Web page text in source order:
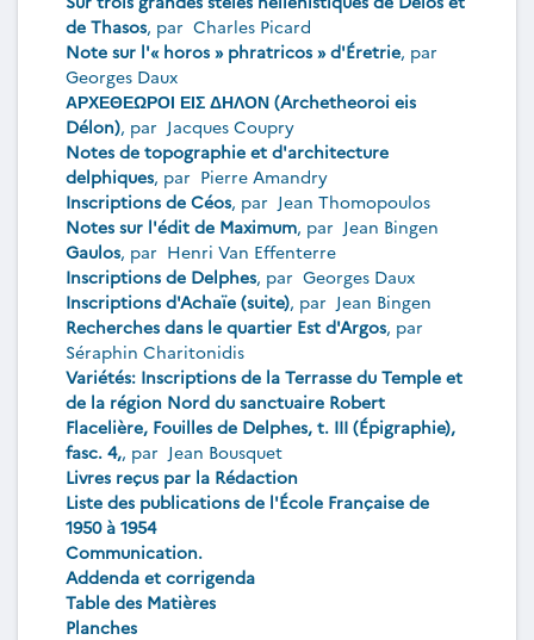
de Thasos, par Charles Picard
Note sur l'« horos » phratricos » d'Éretrie, par
Georges Daux
ΑΡΧΕΘΕΩΡΟΙ ΕΙΣ ΔΗΛΟΝ (Archetheoroi eis
Délon), par Jacques Coupry
Notes de topographie et d'architecture
delphiques, par Pierre Amandry
Inscriptions de Céos, par Jean Thomopoulos
Notes sur l'édit de Maximum, par Jean Bingen
Gaulos, par Henri Van Effenterre
Inscriptions de Delphes, par Georges Daux
Inscriptions d'Achaïe (suite), par Jean Bingen
Recherches dans le quartier Est d'Argos, par
Séraphin Charitonidis
Variétés: Inscriptions de la Terrasse du Temple et
de la région Nord du sanctuaire Robert
Flacelière, Fouilles de Delphes, t. III (Épigraphie),
fasc. 4,, par Jean Bousquet
Livres reçus par la Rédaction
Liste des publications de l'École Française de
1950 à 1954
Communication.
Addenda et corrigenda
Table des Matières
Planches